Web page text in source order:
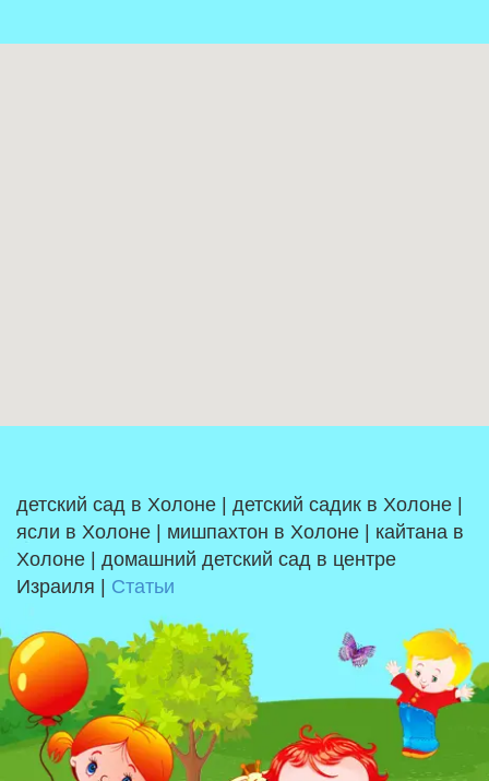
детский сад в Холоне | детский садик в Холоне |
ясли в Холоне | мишпахтон в Холоне | кайтана в
Холоне | домашний детский сад в центре
Израиля | Статьи